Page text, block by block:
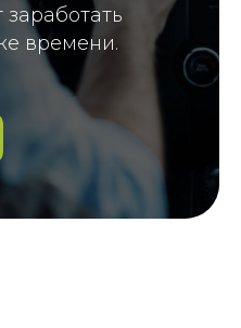
заработать
времени.